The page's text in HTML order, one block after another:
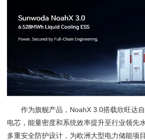
作为旗舰产品，NoahX 3.0搭载欣旺达自
电芯，能量密度和系统效率提升至行业领先
多重安全防护设计，为欧洲大型电力储能项